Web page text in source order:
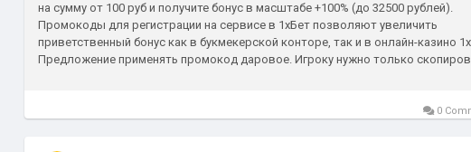
на сумму от 100 руб и получите бонус в масштабе +100% (до 32500 рублей).
Промокоды для регистрации на сервисе в 1хБет позволяют увеличить
приветственный бонус как в букмекерской конторе, так и в онлайн-казино
Предложение применять промокод даровое. Игроку нужно только
0